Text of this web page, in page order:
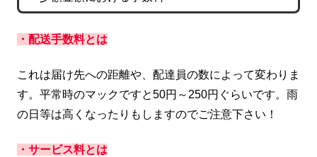
・配送手数料とは
これは届け先への距離や、配達員の数によって変わりま
す。平常時のマックですと50円～250円ぐらいです。雨
の日等は高くなったりもしますのでご注意下さい！
・サービス料とは